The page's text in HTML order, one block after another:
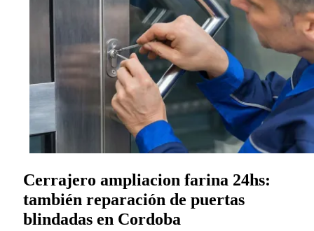
Cerrajero ampliacion farina 24hs:
también reparación de puertas
blindadas en Cordoba